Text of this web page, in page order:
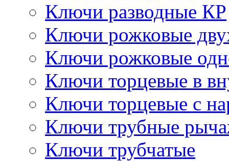
Ключи разводные КР
Ключи рожковые
Ключи рожковые
Ключи торцевые в
Ключи торцевые с
Ключи трубные
Ключи трубчатые